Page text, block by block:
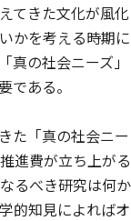
てきた文化が風化
かを考える時期に
の社会ニーズ」
である。
た「真の社会ニー
進費が立ち上がる
るべき研究は何か
的知見によればオ